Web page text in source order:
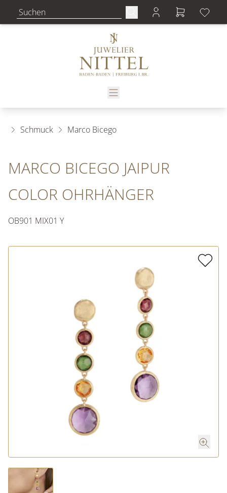
Schmuck Marco Bicego
MARCO BICEGO JAIPUR
COLOR OHRHÄNGER
OB901 MIX01 Y